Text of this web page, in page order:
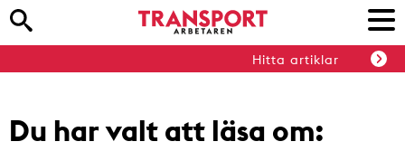
Hitta artiklar
Du har valt att läsa om: